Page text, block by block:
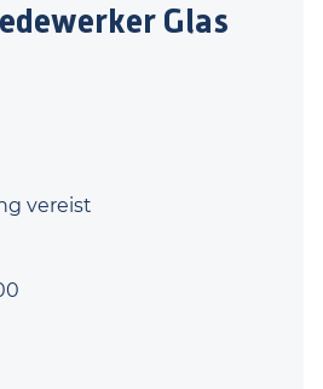
Glas
vereist